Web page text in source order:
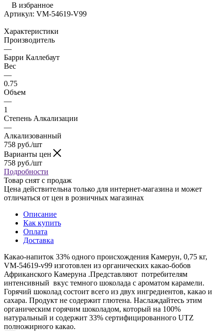
В избранное
Артикул: VM-54619-V99
Характеристики
Производитель
—
Барри Каллебаут
Вес
—
0.75
Объем
—
1
Степень Алкализации
—
Алкализованный
758 руб./шт
Варианты цен
758 руб./шт
Подробности
Товар снят с продаж
Цена действительна только для интернет-магазина и может
отличаться от цен в розничных магазинах
Описание
Как купить
Оплата
Доставка
Какао-напиток 33% одного происхождения Камерун, 0,75 кг,
VM-54619-v99 изготовлен из органических какао-бобов
Африканского Камеруна .Представляют потребителям
интенсивный вкус темного шоколада с ароматом карамели.
Горячий шоколад состоит всего из двух ингредиентов, какао и
сахара. Продукт не содержит глютена. Наслаждайтесь этим
органическим горячим шоколадом, который на 100%
натуральный и содержит 33% сертифицированного UTZ
полножирного какао.